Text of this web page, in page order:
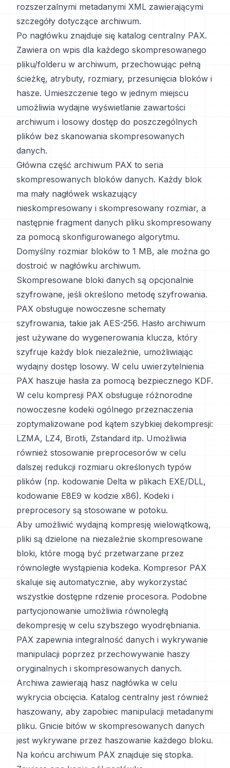
rozszerzalnymi metadanymi XML zawierającymi
szczegóły dotyczące archiwum.
Po nagłówku znajduje się katalog centralny PAX.
Zawiera on wpis dla każdego skompresowanego
pliku/folderu w archiwum, przechowując pełną
ścieżkę, atrybuty, rozmiary, przesunięcia bloków i
hasze. Umieszczenie tego w jednym miejscu
umożliwia wydajne wyświetlanie zawartości
archiwum i losowy dostęp do poszczególnych
plików bez skanowania skompresowanych
danych.
Główna część archiwum PAX to seria
skompresowanych bloków danych. Każdy blok
ma mały nagłówek wskazujący
nieskompresowany i skompresowany rozmiar, a
następnie fragment danych pliku skompresowany
za pomocą skonfigurowanego algorytmu.
Domyślny rozmiar bloków to 1 MB, ale można go
dostroić w nagłówku archiwum.
Skompresowane bloki danych są opcjonalnie
szyfrowane, jeśli określono metodę szyfrowania.
PAX obsługuje nowoczesne schematy
szyfrowania, takie jak AES-256. Hasło archiwum
jest używane do wygenerowania klucza, który
szyfruje każdy blok niezależnie, umożliwiając
wydajny dostęp losowy. W celu uwierzytelnienia
PAX haszuje hasła za pomocą bezpiecznego KDF.
W celu kompresji PAX obsługuje różnorodne
nowoczesne kodeki ogólnego przeznaczenia
zoptymalizowane pod kątem szybkiej dekompresji:
LZMA, LZ4, Brotli, Zstandard itp. Umożliwia
również stosowanie preprocesorów w celu
dalszej redukcji rozmiaru określonych typów
plików (np. kodowanie Delta w plikach EXE/DLL,
kodowanie E8E9 w kodzie x86). Kodeki i
preprocesory są stosowane w potoku.
Aby umożliwić wydajną kompresję wielowątkową,
pliki są dzielone na niezależnie skompresowane
bloki, które mogą być przetwarzane przez
równoległe wystąpienia kodeka. Kompresor PAX
skaluje się automatycznie, aby wykorzystać
wszystkie dostępne rdzenie procesora. Podobne
partycjonowanie umożliwia równoległą
dekompresję w celu szybszego wyodrębniania.
PAX zapewnia integralność danych i wykrywanie
manipulacji poprzez przechowywanie haszy
oryginalnych i skompresowanych danych.
Archiwa zawierają hasz nagłówka w celu
wykrycia obcięcia. Katalog centralny jest również
haszowany, aby zapobiec manipulacji metadanymi
pliku. Gnicie bitów w skompresowanych danych
jest wykrywane przez haszowanie każdego bloku.
Na końcu archiwum PAX znajduje się stopka.